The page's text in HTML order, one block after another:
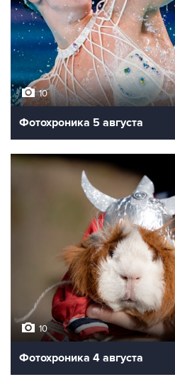
10
Фотохроника 5 августа
10
Фотохроника 4 августа